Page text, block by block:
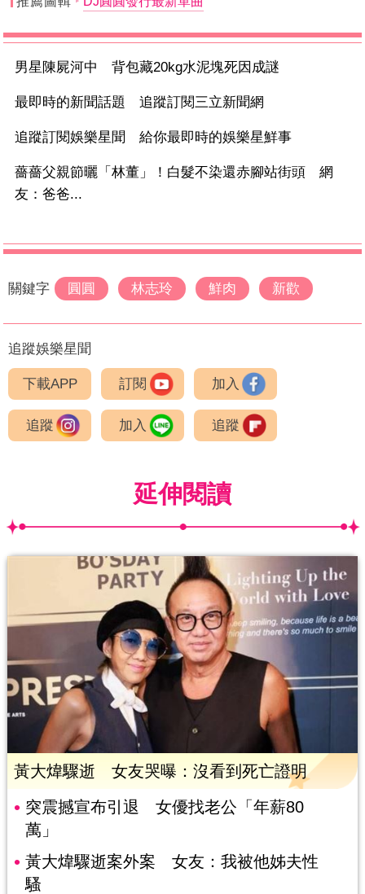
男星陳屍河中 背包藏20kg水泥塊死因成謎
最即時的新聞話題 追蹤訂閱三立新聞網
追蹤訂閱娛樂星聞 給你最即時的娛樂星鮮事
薔薔父親節曬「林董」！白髮不染還赤腳站街頭 網
友：爸爸...
關鍵字 圓圓 林志玲 鮮肉 新歡
追蹤娛樂星聞
下載APP 訂閱 加入
追蹤 加入 追蹤
延伸閱讀
黃大煒驟逝 女友哭曝：沒看到死亡證明
突震撼宣布引退 女優找老公「年薪80
萬」
黃大煒驟逝案外案 女友：我被他姊夫性
騷